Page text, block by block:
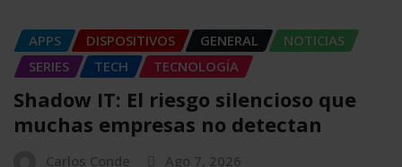
APPS DISPOSITIVOS GENERAL
NOTICIAS
SERIES
TECH TECNOLOGÍA
Shadow IT: El riesgo silencioso que
muchas empresas no detectan
Carlos Conde Ago 7, 2026